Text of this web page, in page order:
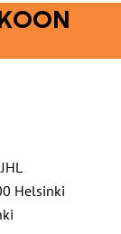
Helsinki